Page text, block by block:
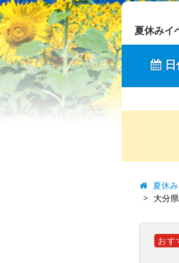
夏休みイ
夏休
大分
おす